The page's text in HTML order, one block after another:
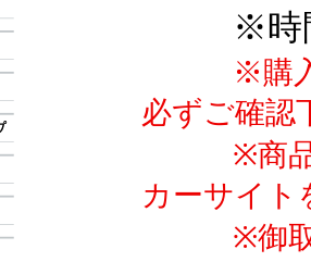
※時
※購入前
必ずご確認
※商品詳
カーサイト
※御取寄